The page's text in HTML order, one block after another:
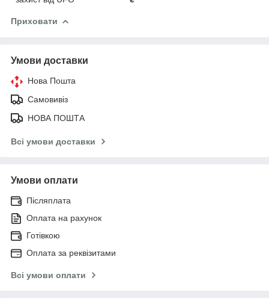
Приховати
Умови доставки
Нова Пошта
Самовивіз
НОВА ПОШТА
Всі умови доставки
Умови оплати
Післяплата
Оплата на рахунок
Готівкою
Оплата за реквізитами
Всі умови оплати